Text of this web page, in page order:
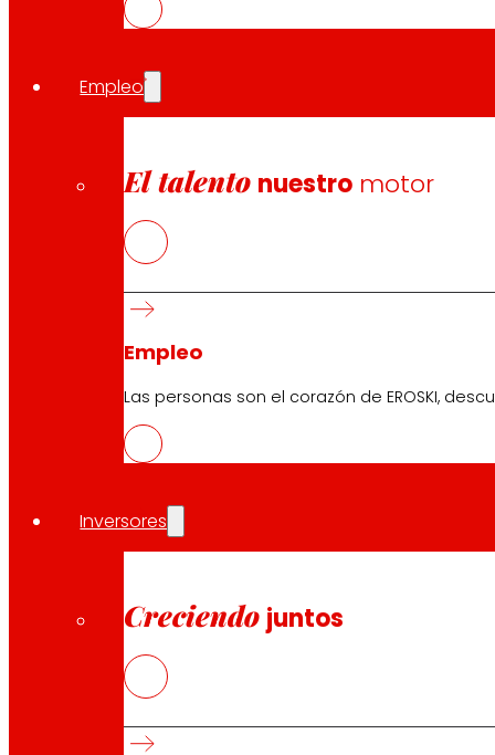
Empleo
El talento nuestro motor
Empleo
Las personas son el corazón de EROSKI,
Inversores
Creciendo juntos
Financiación y patrocinio
© 2022 toNoWaste. Financiado por la Unión Europea
en virtud del contrato n.º 101059849. Las opiniones y
puntos de vista expresados son únicamente los
del/de los autor(es) y no reflejan necesariamente
los de la Unión Europea ni de la Agencia Ejecutiva
ni la REA pueden ser consideradas responsables de
los mismos.